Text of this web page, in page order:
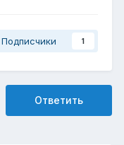
Подписчики 1
Ответить